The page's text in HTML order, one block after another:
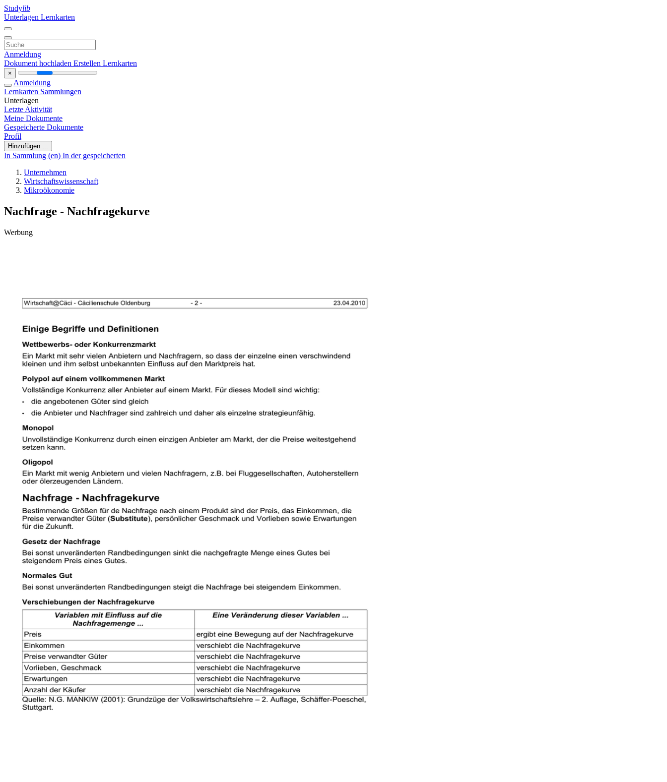
Studylib
Unterlagen Lernkarten
Anmeldung
Dokument hochladen Erstellen Lernkarten
×
Anmeldung
Lernkarten Sammlungen
Unterlagen
Letzte Aktivität
Meine Dokumente
Gespeicherte Dokumente
Profil
Hinzufügen ...
In Sammlung (en) In der gespeicherten
Unternehmen
Wirtschaftswissenschaft
Mikroökonomie
Nachfrage - Nachfragekurve
Werbung